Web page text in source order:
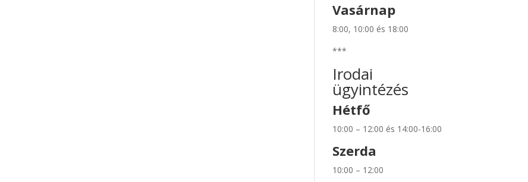
Vasárnap
8:00, 10:00 és 18:00
***
Irodai
ügyintézés
Hétfő
10:00 – 12:00 és 14:00-16:00
Szerda
10:00 – 12:00